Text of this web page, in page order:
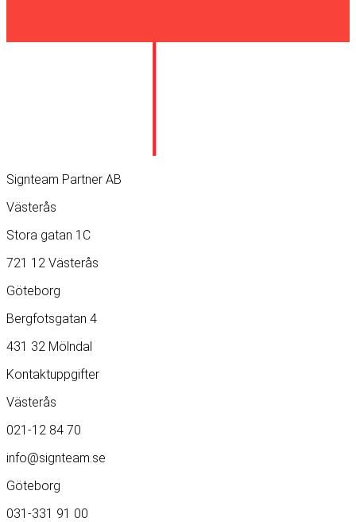
Signteam Partner AB
Västerås
Stora gatan 1C
721 12 Västerås
Göteborg
Bergfotsgatan 4
431 32 Mölndal
Kontaktuppgifter
Västerås
021-12 84 70
info@signteam.se
Göteborg
031-331 91 00